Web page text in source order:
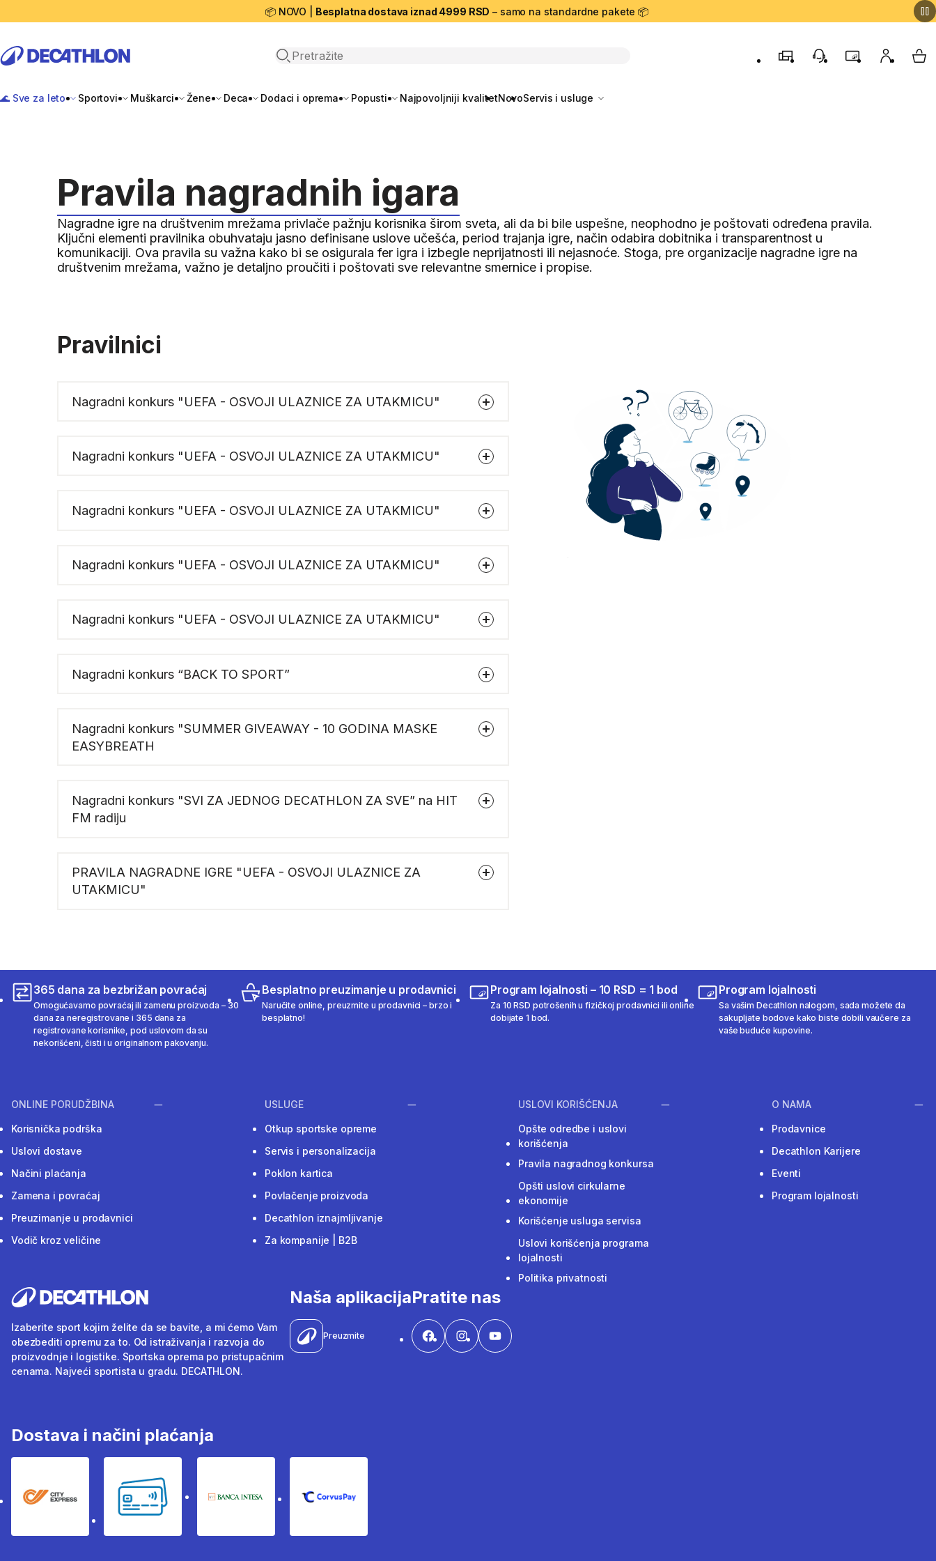
📦 NOVO | Besplatna dostava iznad 4999 RSD – samo na standardne pakete 📦
Open search
ProdavniceKorisnička podrška
ProgramMoj nalogMy
🌊 Sve za leto Sportovi Muškarci Žene Deca Dodaci i oprema Popusti Najpovoljniji kvalitetNovoServis i usluge
Pravila nagradnih igara
Nagradne igre na društvenim mrežama privlače pažnju korisnika širom sveta, ali da bi bile uspešne, neophodno je poštovati određena pravila.
Ključni elementi pravilnika obuhvataju jasno definisane uslove učešća, period trajanja igre, način odabira dobitnika i transparentnost u
komunikaciji. Ova pravila su važna kako bi se osigurala fer igra i izbegle neprijatnosti ili nejasnoće. Stoga, pre organizacije nagradne igre na
društvenim mrežama, važno je detaljno proučiti i poštovati sve relevantne smernice i propise.
Pravilnici
Nagradni konkurs "UEFA - OSVOJI ULAZNICE ZA UTAKMICU"
Nagradni konkurs "UEFA - OSVOJI ULAZNICE ZA UTAKMICU"
Nagradni konkurs "UEFA - OSVOJI ULAZNICE ZA UTAKMICU"
Nagradni konkurs "UEFA - OSVOJI ULAZNICE ZA UTAKMICU"
Nagradni konkurs "UEFA - OSVOJI ULAZNICE ZA UTAKMICU"
Nagradni konkurs “BACK TO SPORT”
Nagradni konkurs "SUMMER GIVEAWAY - 10 GODINA MASKE
EASYBREATH
Nagradni konkurs "SVI ZA JEDNOG DECATHLON ZA SVE” na HIT
FM radiju
PRAVILA NAGRADNE IGRE "UEFA - OSVOJI ULAZNICE ZA
UTAKMICU"
365 dana za bezbrižan povraćaj
Omogućavamo povraćaj ili zamenu proizvoda – 30
dana za neregistrovane i 365 dana za
registrovane korisnike, pod uslovom da su
nekorišćeni, čisti i u originalnom pakovanju.
Besplatno preuzimanje u prodavnici
Naručite online, preuzmite u prodavnici – brzo i
besplatno!
Program lojalnosti – 10 RSD = 1 bod
Za 10 RSD potrošenih u fizičkoj prodavnici ili online
dobijate 1 bod.
Program lojalnosti
Sa vašim Decathlon nalogom, sada možete da
sakupljate bodove kako biste dobili vaučere za
vaše buduće kupovine.
ONLINE PORUDŽBINA
Korisnička podrška
Uslovi dostave
Načini plaćanja
Zamena i povraćaj
Preuzimanje u prodavnici
Vodič kroz veličine
USLUGE
Otkup sportske opreme
Servis i personalizacija
Poklon kartica
Povlačenje proizvoda
Decathlon iznajmljivanje
Za kompanije | B2B
USLOVI KORIŠĆENJA
Opšte odredbe i uslovi
korišćenja
Pravila nagradnog konkursa
Opšti uslovi cirkularne
ekonomije
Korišćenje usluga servisa
Uslovi korišćenja programa
lojalnosti
Politika privatnosti
O NAMA
Prodavnice
Decathlon Karijere
Eventi
Program lojalnosti
Izaberite sport kojim želite da se bavite, a mi ćemo Vam
obezbediti opremu za to. Od istraživanja i razvoja do
proizvodnje i logistike. Sportska oprema po pristupačnim
cenama. Najveći sportista u gradu. DECATHLON.
Naša aplikacija
Preuzmite
Pratite nas
Dostava i načini plaćanja
City Express Bankovne karticeBanka Intesa CorvusPay